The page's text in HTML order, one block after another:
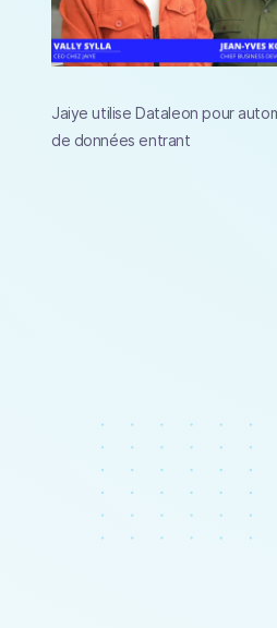
Jaiye utilise Dataleon pour
de données entrant